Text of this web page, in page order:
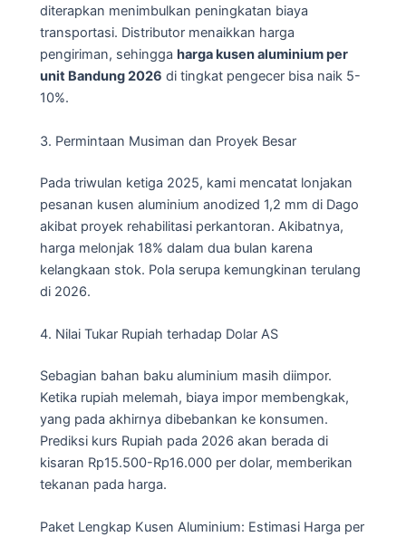
diterapkan menimbulkan peningkatan biaya
transportasi. Distributor menaikkan harga
pengiriman, sehingga harga kusen aluminium per
unit Bandung 2026 di tingkat pengecer bisa naik 5-
10%.
3. Permintaan Musiman dan Proyek Besar
Pada triwulan ketiga 2025, kami mencatat lonjakan
pesanan kusen aluminium anodized 1,2 mm di Dago
akibat proyek rehabilitasi perkantoran. Akibatnya,
harga melonjak 18% dalam dua bulan karena
kelangkaan stok. Pola serupa kemungkinan terulang
di 2026.
4. Nilai Tukar Rupiah terhadap Dolar AS
Sebagian bahan baku aluminium masih diimpor.
Ketika rupiah melemah, biaya impor membengkak,
yang pada akhirnya dibebankan ke konsumen.
Prediksi kurs Rupiah pada 2026 akan berada di
kisaran Rp15.500-Rp16.000 per dolar, memberikan
tekanan pada harga.
Paket Lengkap Kusen Aluminium: Estimasi Harga per